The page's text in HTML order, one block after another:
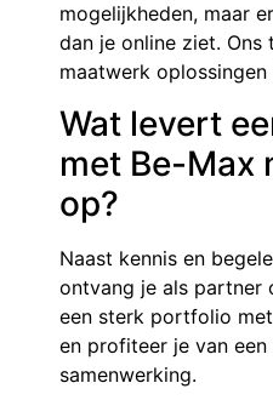
mogelijkheden, maar
dan je online ziet.
maatwerk
Wat levert
met Be-Max
op?
Naast kennis en
ontvang je als partner
een sterk portfolio
en profiteer je van
samenwerking.